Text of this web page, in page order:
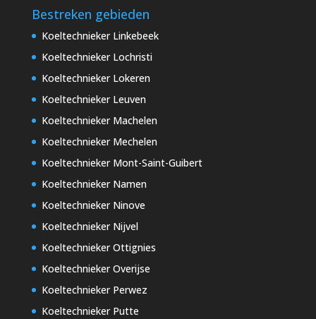
Bestreken gebieden
Koeltechnieker Linkebeek
Koeltechnieker Lochristi
Koeltechnieker Lokeren
Koeltechnieker Leuven
Koeltechnieker Machelen
Koeltechnieker Mechelen
Koeltechnieker Mont-Saint-Guibert
Koeltechnieker Namen
Koeltechnieker Ninove
Koeltechnieker Nijvel
Koeltechnieker Ottignies
Koeltechnieker Overijse
Koeltechnieker Perwez
Koeltechnieker Putte